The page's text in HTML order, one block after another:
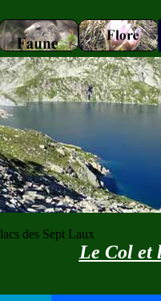
des Sept Laux
Le Col et